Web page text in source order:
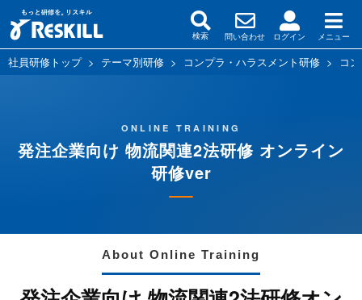
検索 問い合わせ ログイン メニュー
社員研修トップ> テーマ別研修 > コンプラ・ハラスメント研修 > コ
ONLINE TRAINING
発注企業向け 物流関連2法研修 オンライン
研修ver
About Online Training